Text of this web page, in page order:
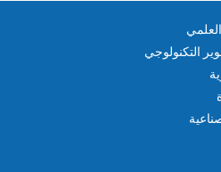
التكنولوجي